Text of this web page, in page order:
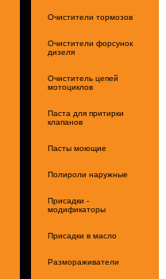
Очистители тормозов
Очистители форсунок
дизеля
Очиститель цепей
мотоциклов
Паста для притирки
клапанов
Пасты моющие
Полироли наружные
Присадки -
модификаторы
Присадки в масло
Размораживатели